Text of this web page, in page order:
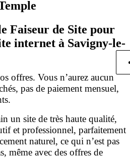
Faiseur de Site pour
internet à Savigny-le-
offres. Vous n’aurez aucun
pas de paiement mensuel,
un site de très haute qualité,
et professionnel, parfaitement
naturel, ce qui n’est pas
même avec des offres de